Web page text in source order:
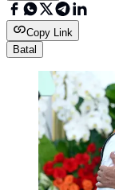
Copy Link
Batal